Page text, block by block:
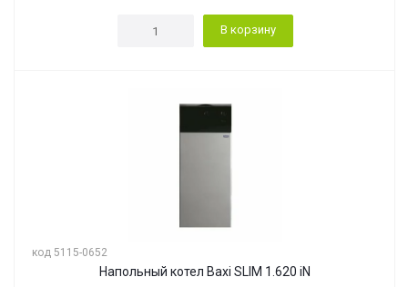
В корзину
код 5115-0652
Напольный котел Baxi SLIM 1.620 iN